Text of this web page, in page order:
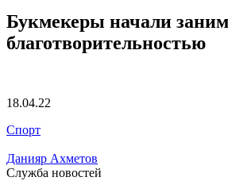
Букмекеры начали
благотворительностью
18.04.22
Спорт
Данияр Ахметов
Служба новостей